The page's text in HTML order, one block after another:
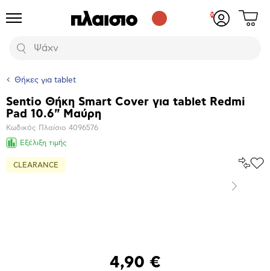
Προϊόντα
Αναζήτηση
Δες
Θήκες για tablet
Βασικά
χαρακτηριστικά
Sentio Θήκη Smart Cover για tablet Redmi
Pad 10.6" Μαύρη
Κωδικός Πλαίσιο 4096576
Εξέλιξη τιμής
CLEARANCE
Επόμενο
4,90 €